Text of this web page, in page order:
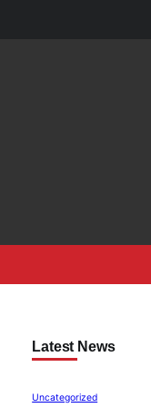
Latest News
Uncategorized